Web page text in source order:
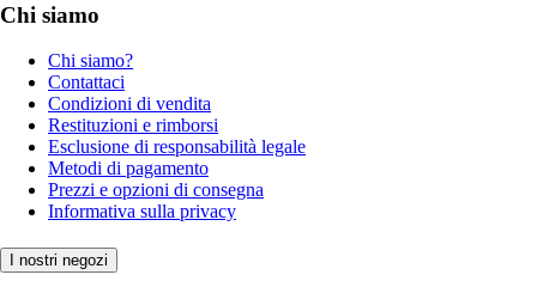
Chi siamo
Chi siamo?
Contattaci
Condizioni di vendita
Restituzioni e rimborsi
Esclusione di responsabilità legale
Metodi di pagamento
Prezzi e opzioni di consegna
Informativa sulla privacy
I nostri negozi